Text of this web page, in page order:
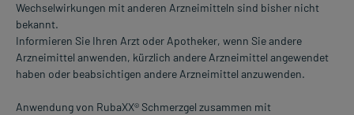
Wechselwirkungen mit anderen Arzneimitteln sind bisher nicht
bekannt.
Informieren Sie Ihren Arzt oder Apotheker, wenn Sie andere
Arzneimittel anwenden, kürzlich andere Arzneimittel angewendet
haben oder beabsichtigen andere Arzneimittel anzuwenden.
Anwendung von RubaXX® Schmerzgel zusammen mit